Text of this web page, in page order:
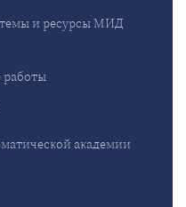
и ресурсы МИД
академии